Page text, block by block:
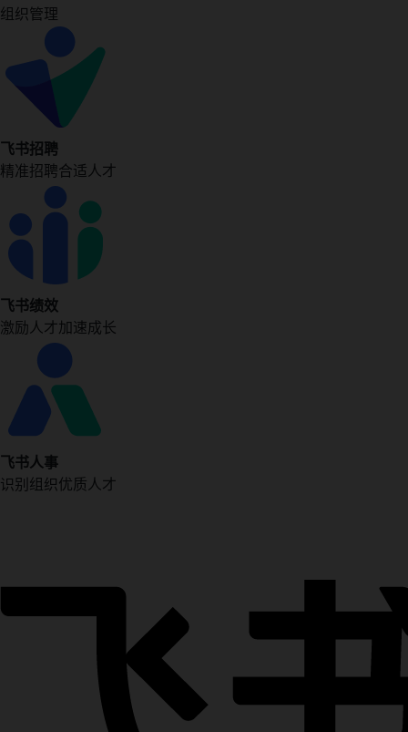
组织管理
飞书招聘
精准招聘合适人才
飞书绩效
激励人才加速成长
飞书人事
识别组织优质人才